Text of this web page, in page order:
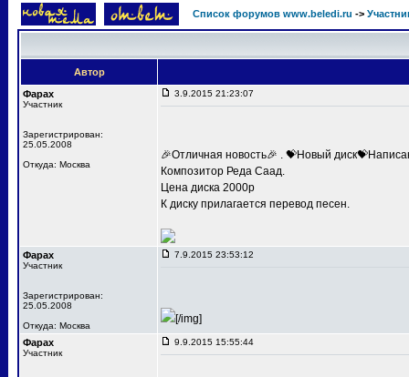
Список форумов www.beledi.ru ->
Автор
Фарах
Участник
Зарегистрирован:
25.05.2008
Откуда: Москва
3.9.2015 21:23:07
🎉Отличная новость🎉 . 💝Новый
Композитор Реда Саад.
Цена диска 2000р
К диску прилагается перевод песен.
Фарах
Участник
Зарегистрирован:
25.05.2008
Откуда: Москва
7.9.2015 23:53:12
[/img]
Фарах
Участник
9.9.2015 15:55:44